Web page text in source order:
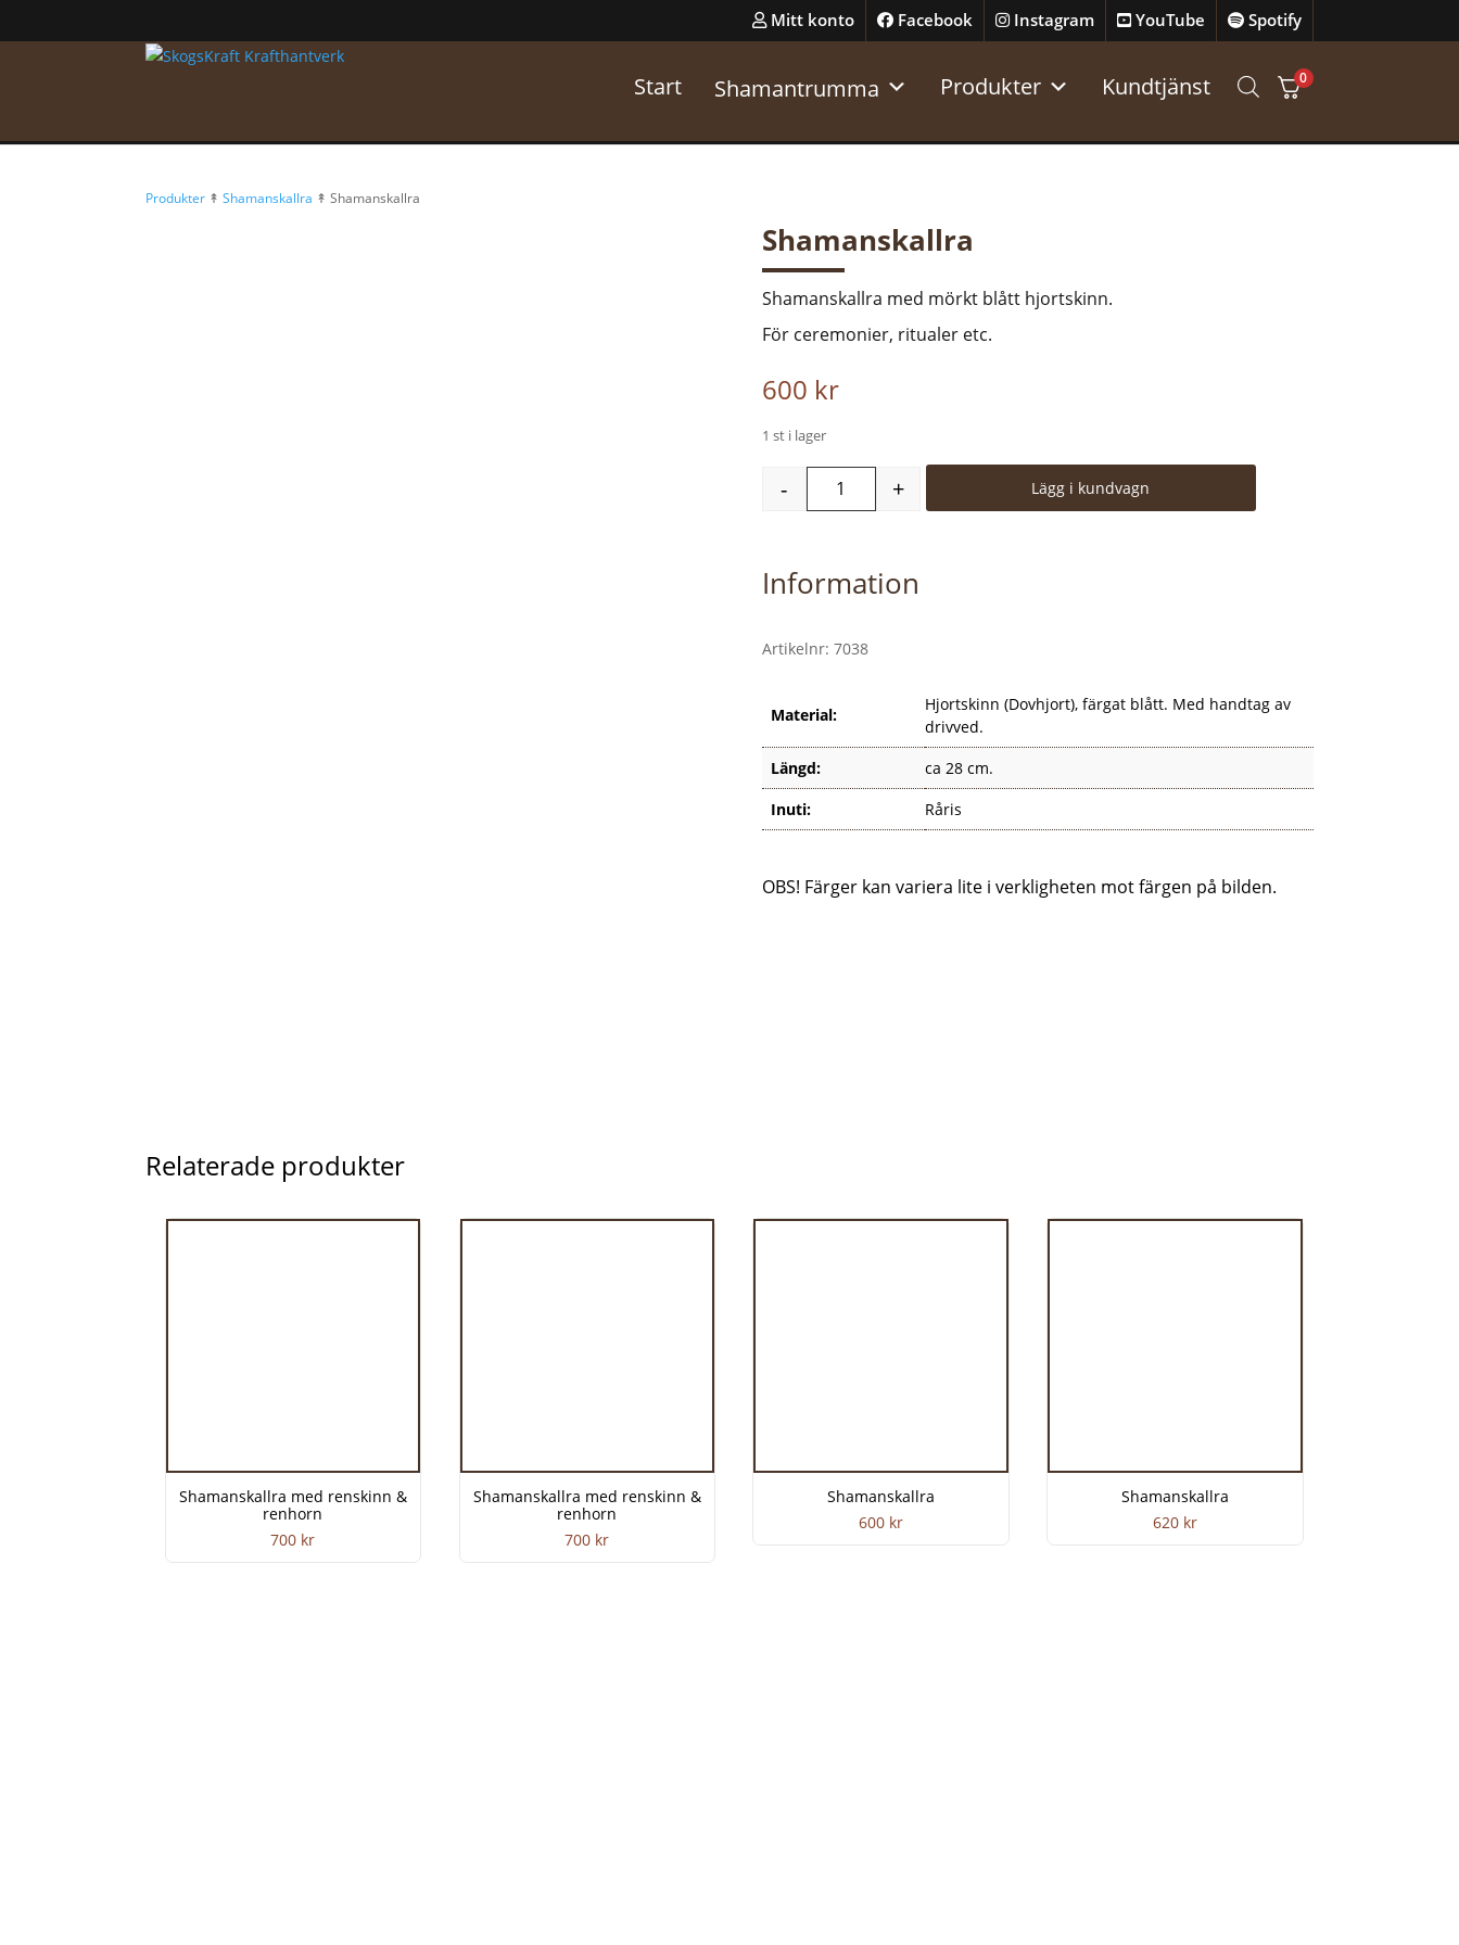
Mitt konto Facebook Instagram YouTube Spotify
Start Shamantrumma Produkter Kundtjänst 0
Produkter ↟Shamanskallra ↟ Shamanskallra
Shamanskallra
Shamanskallra med mörkt blått hjortskinn.
För ceremonier, ritualer etc.
600 kr
1 st i lager
Shamanskallra mängd
- + Lägg i kundvagn
Information
Artikelnr: 7038
Material:
Hjortskinn (Dovhjort), färgat blått. Med handtag av
drivved.
Längd:
ca 28 cm.
Inuti:
Råris
OBS! Färger kan variera lite i verkligheten mot färgen på bilden.
Relaterade produkter
Shamanskallra med renskinn &
renhorn
700 kr
Shamanskallra med renskinn &
renhorn
700 kr
Shamanskallra
600 kr
Shamanskallra
620 kr